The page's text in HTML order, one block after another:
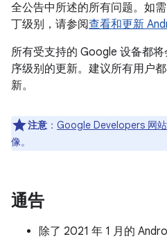
全公告中所述的所有问题。如
丁级别，请参阅查看和更新
所有受支持的 Google 设备都
序级别的更新。建议所有用户
新。
注意 ： Google Developers 网站
像。
通告
除了 2021 年 1 月的